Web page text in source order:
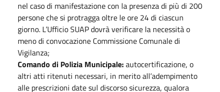
nel caso di manifestazione con la presenza di più di 200
persone che si protragga oltre le ore 24 di ciascun
giorno. L’Ufficio SUAP dovrà verificare la necessità o
meno di convocazione Commissione Comunale di
Vigilanza;
Comando di Polizia Municipale:autocertificazione, o
altri atti ritenuti necessari, in merito all’adempimento
alle prescrizioni date sul discorso sicurezza, qualora